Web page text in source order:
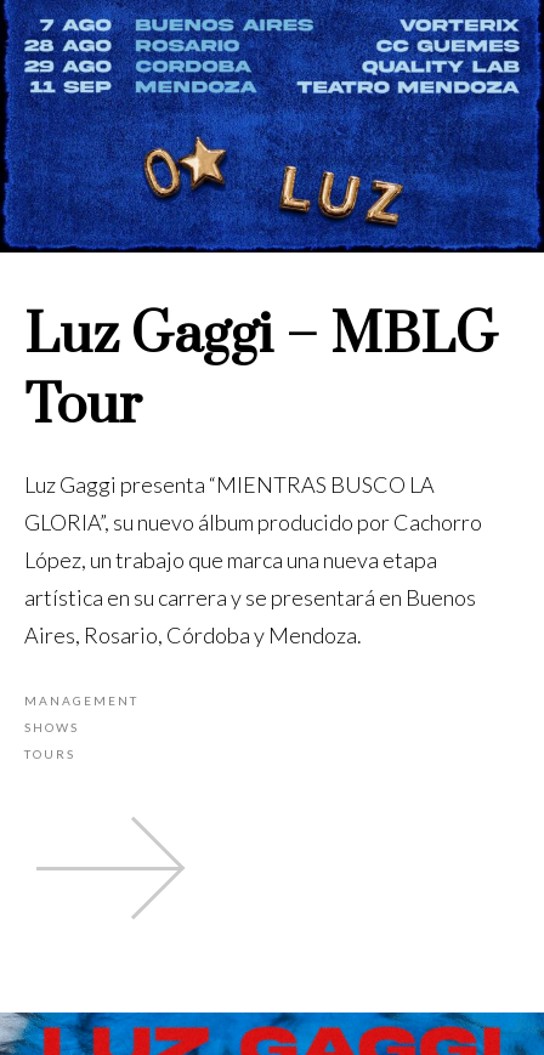
Luz Gaggi – MBLG
Tour
Luz Gaggi presenta “MIENTRAS BUSCO LA
GLORIA”, su nuevo álbum producido por Cachorro
López, un trabajo que marca una nueva etapa
artística en su carrera y se presentará en Buenos
Aires, Rosario, Córdoba y Mendoza.
MANAGEMENT
SHOWS
TOURS